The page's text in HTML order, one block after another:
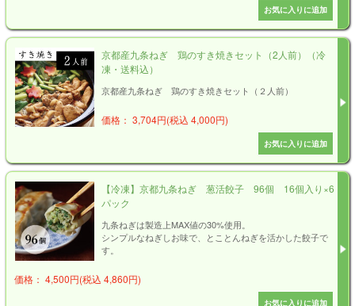
京都産九条ねぎ 鶏のすき焼きセット（2人前）（冷
凍・送料込）
京都産九条ねぎ 鶏のすき焼きセット（２人前）
価格： 3,704円(税込 4,000円)
【冷凍】京都九条ねぎ 葱活餃子 96個 16個入り×6
パック
九条ねぎは製造上MAX値の30%使用。
シンプルなねぎしお味で、とことんねぎを活かした餃子で
す。
価格： 4,500円(税込 4,860円)